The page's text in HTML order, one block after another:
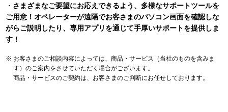
・ さまざまなご要望にお応えできるよう、多様なサポートツールを
ご用意！オペレーターが遠隔でお客さまのパソコン画面を確認しな
がらご説明したり、専用アプリを通じて手厚いサポートを提供しま
す！
お客さまのご相談内容によっては、商品・サービス（当社のものを含みま
す）のご案内をさせていただく場合がございます。
商品・サービスのご契約は、お客さまのご判断にお任せしております。